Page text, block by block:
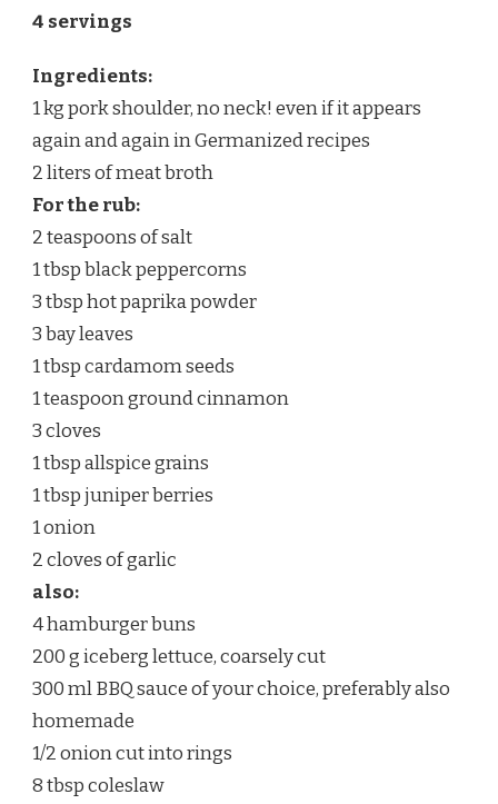
4 servings
Ingredients:
1 kg pork shoulder, no neck! even if it appears
again and again in Germanized recipes
2 liters of meat broth
For the rub:
2 teaspoons of salt
1 tbsp black peppercorns
3 tbsp hot paprika powder
3 bay leaves
1 tbsp cardamom seeds
1 teaspoon ground cinnamon
3 cloves
1 tbsp allspice grains
1 tbsp juniper berries
1 onion
2 cloves of garlic
also:
4 hamburger buns
200 g iceberg lettuce, coarsely cut
300 ml BBQ sauce of your choice, preferably also
homemade
1/2 onion cut into rings
8 tbsp coleslaw